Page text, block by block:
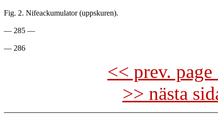
Fig. 2. Nifeackumulator (uppskuren).
— 285 —
<< prev.
>> nästa